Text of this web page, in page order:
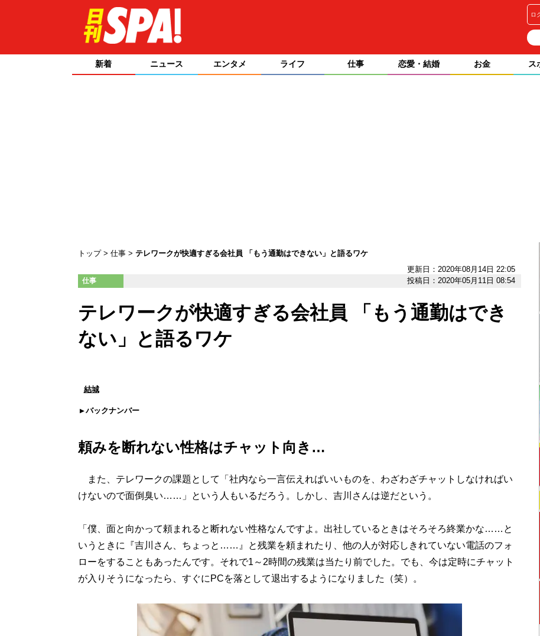
ロ
新着 ニュース エンタメ ライフ 仕事 恋愛・結婚 お金 ス
トップ 仕事
テレワークが快適すぎる会社員 「もう通勤はできない」と語るワケ
更新日：2020年08月14日 22:05
仕事 投稿日：2020年05月11日 08:54
テレワークが快適すぎる会社員 「もう通勤はでき
ない」と語るワケ
結城
バックナンバー
頼みを断れない性格はチャット向き…
また、テレワークの課題として「社内なら一言伝えればいいものを、わざわざチャットしなければい
けないので面倒臭い……」という人もいるだろう。しかし、吉川さんは逆だという。
「僕、面と向かって頼まれると断れない性格なんですよ。出社しているときはそろそろ終業かな……と
いうときに『吉川さん、ちょっと……』と残業を頼まれたり、他の人が対応しきれていない電話のフォ
ローをすることもあったんです。それで1～2時間の残業は当たり前でした。でも、今は定時にチャット
が入りそうになったら、すぐにPCを落として退出するようになりました（笑）。